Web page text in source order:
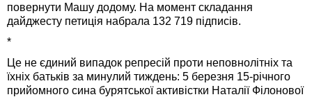
повернути Машу додому. На момент складання
дайджесту петиція набрала 132 719 підписів.
*
Це не єдиний випадок репресій проти неповнолітніх та
їхніх батьків за минулий тиждень: 5 березня 15-річного
прийомного сина бурятської активістки Наталії Філонової